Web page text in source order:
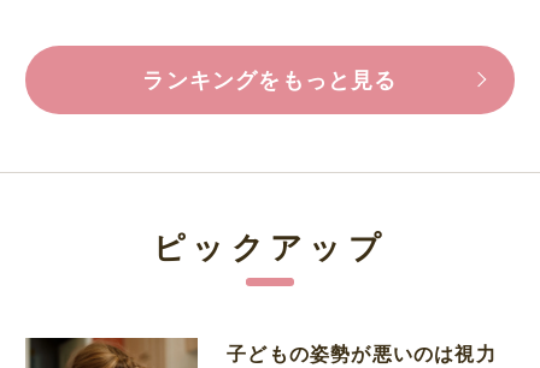
ランキングをもっと見る
ピックアップ
子どもの姿勢が悪いのは視力